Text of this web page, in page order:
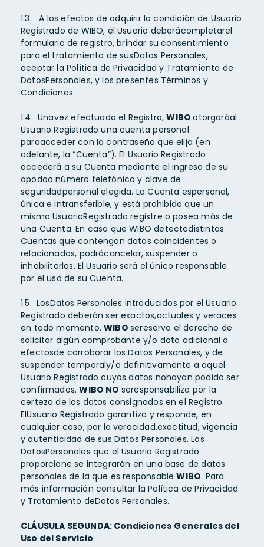
1.3. A los efectos de adquirir la condición de Usuario
Registrado de WIBO, el Usuario deberácompletarel
formulario de registro, brindar su consentimiento
para el tratamiento de susDatos Personales,
aceptar la Política de Privacidad y Tratamiento de
DatosPersonales, y los presentes Términos y
Condiciones.
1.4. Unavez efectuado el Registro,WIBOotorgaráal
Usuario Registrado una cuenta personal
paraacceder con la contraseña que elija (en
adelante, la “Cuenta”). El Usuario Registrado
accederá a su Cuenta mediante el ingreso de su
apodoo número telefónico y clave de
seguridadpersonal elegida. La Cuenta espersonal,
única e intransferible, y está prohibido que un
mismo UsuarioRegistrado registre o posea más de
una Cuenta. En caso que WIBO detectedistintas
Cuentas que contengan datos coincidentes o
relacionados, podrácancelar, suspender o
inhabilitarlas. El Usuario será el único responsable
por el uso de su Cuenta.
1.5. LosDatos Personales introducidos por el Usuario
Registrado deberán ser exactos,actuales y veraces
en todo momento.WIBO sereserva el derecho de
solicitar algún comprobante y/o dato adicional a
efectosde corroborar los Datos Personales, y de
suspender temporaly/o definitivamente a aquel
Usuario Registrado cuyos datos nohayan podido ser
confirmados.WIBO NO seresponsabiliza por la
certeza de los datos consignados en el Registro.
ElUsuario Registrado garantiza y responde, en
cualquier caso, por la veracidad,exactitud, vigencia
y autenticidad de sus Datos Personales. Los
DatosPersonales que el Usuario Registrado
proporcione se integrarán en una base de datos
personales de la que es responsableWIBO. Para
más información consultar la Política de Privacidad
y Tratamiento deDatos Personales.
CLÁUSULA SEGUNDA: Condiciones Generales del
Uso del Servicio